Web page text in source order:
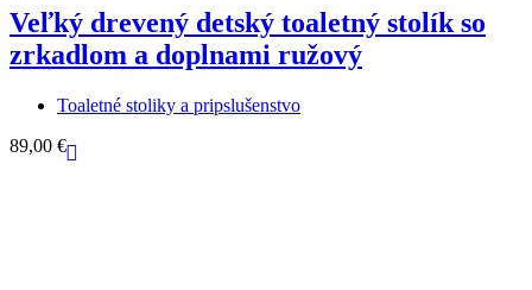
Veľký drevený detský toaletný stolík so
zrkadlom a doplnami ružový
Toaletné stoliky a pripslušenstvo
89,00 €